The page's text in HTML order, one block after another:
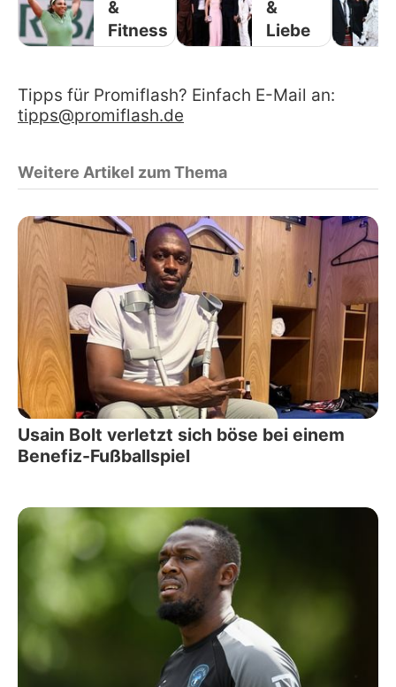
&
Fitness
&
Liebe
Tipps für Promiflash? Einfach E-Mail an:
tipps@promiflash.de
Weitere Artikel zum Thema
Usain Bolt verletzt sich böse bei einem
Benefiz-Fußballspiel